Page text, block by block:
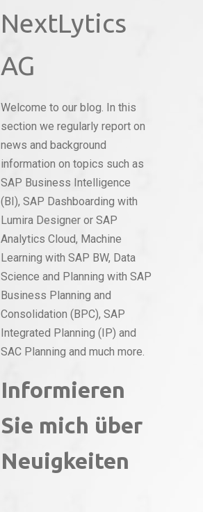
NextLytics
AG
Welcome to our blog. In this
section we regularly report on
news and background
information on topics such as
SAP Business Intelligence
(BI), SAP Dashboarding with
Lumira Designer or SAP
Analytics Cloud, Machine
Learning with SAP BW, Data
Science and Planning with SAP
Business Planning and
Consolidation (BPC), SAP
Integrated Planning (IP) and
SAC Planning and much more.
Informieren
Sie mich über
Neuigkeiten